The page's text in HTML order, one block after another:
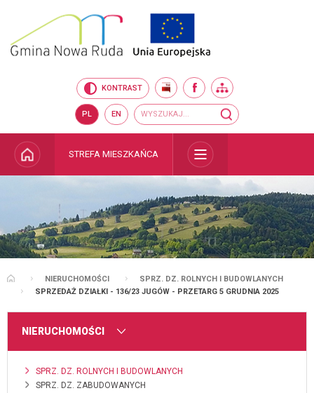
Przejdź do głównego
menu
Przejdź do treści
Przejdź do wyszukiwarki
Przejdź do mapy serwisu
KONTRAST BIP FACEBOOK
PL EN Wyszukiwarka
wyszukaj...
STRONA GŁÓWNA
STREFA MIESZKAŃCA
STRONA GŁÓWNA
NIERUCHOMOŚCI
SPRZ. DZ. ROLNYCH I BUDOWLANYCH
SPRZEDAŻ DZIAŁKI - 136/23 JUGÓW - PRZETARG 5 GRUDNIA 2025
MENU
NIERUCHOMOŚCI
SPRZ. DZ. ROLNYCH I BUDOWLANYCH
SPRZ. DZ. ZABUDOWANYCH